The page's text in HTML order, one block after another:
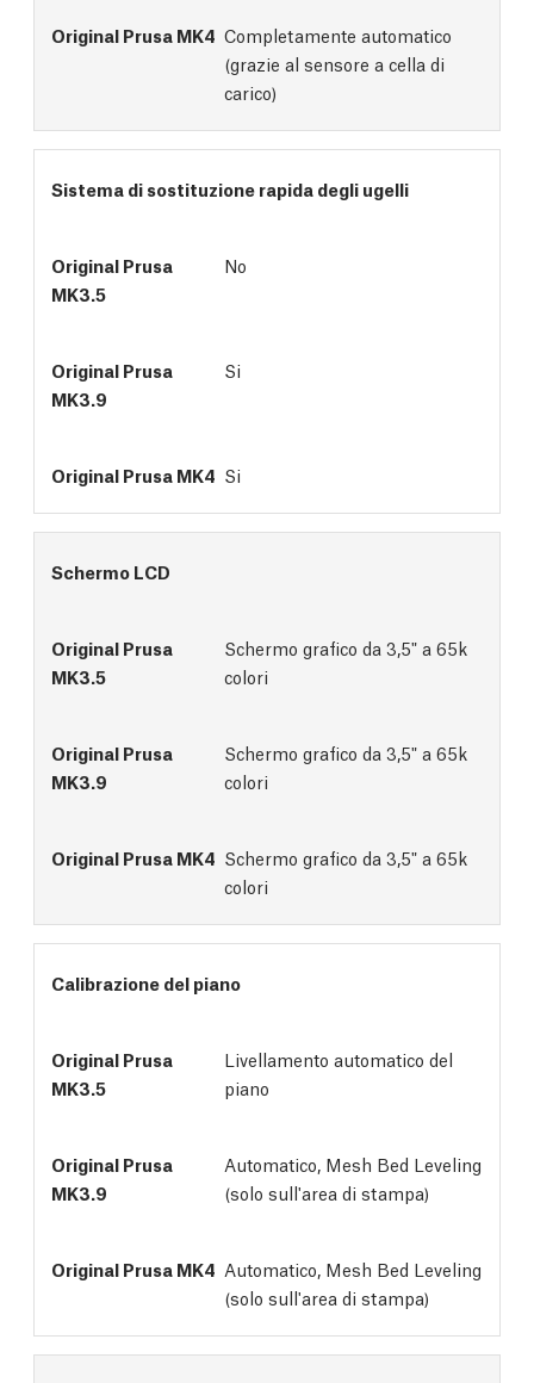
Completamente automatico
(grazie al sensore a cella di
carico)
Sistema di sostituzione rapida degli ugelli
No
Si
Si
Schermo LCD
Schermo grafico da 3,5" a 65k
colori
Schermo grafico da 3,5" a 65k
colori
Schermo grafico da 3,5" a 65k
colori
Calibrazione del piano
Livellamento automatico del
piano
Automatico, Mesh Bed Leveling
(solo sull'area di stampa)
Automatico, Mesh Bed Leveling
(solo sull'area di stampa)